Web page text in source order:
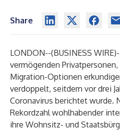
Share
LONDON--(BUSINESS WIRE
vermögenden Privatpersonen,
Migration-Optionen
verdoppelt, seitdem vor drei
Coronavirus berichtet wurde.
Rekordzahl wohlhabender
ihre Wohnsitz- und